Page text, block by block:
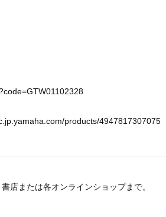
products/4947817307075
店または各オンラインショップまで。